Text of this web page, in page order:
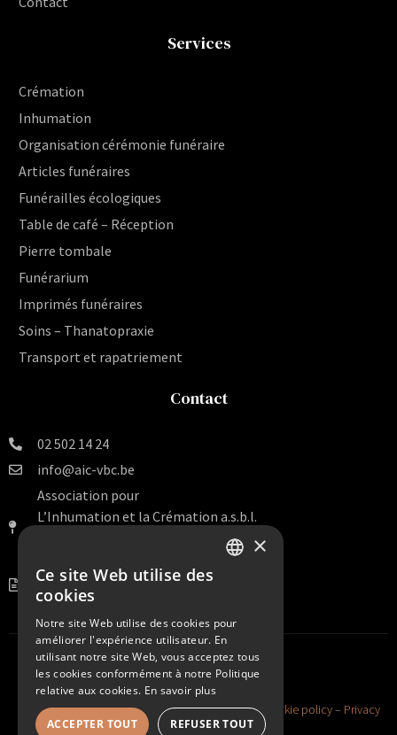
Services
Crémation
Inhumation
Organisation cérémonie funéraire
Articles funéraires
Funérailles écologiques
Table de café – Réception
Pierre tombale
Funérarium
Imprimés funéraires
Soins – Thanatopraxie
Transport et rapatriement
Contact
02 502 14 24
info@aic-vbc.be
Association pour
L’Inhumation et la Crémation a.s.b.l.
BE 0456.099.938
©2026 AIC HEIRBRANT VBC. All Rights Reserved – Cookie policy– Privacy
policy–Sitemap
×
Ce site Web utilise des
cookies
Notre site Web utilise des cookies pour
améliorer l'expérience utilisateur. En
utilisant notre site Web, vous acceptez tous
les cookies conformément à notre Politique
relative aux cookies. En savoir plus
ACCEPTER TOUT REFUSER TOUT